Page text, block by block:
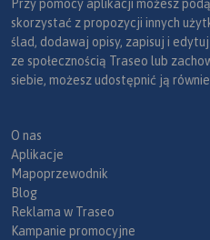
Przy pomocy aplikacji możesz
skorzystać z propozycji innych
ślad, dodawaj opisy, zapisuj i
ze społecznością Traseo lub
siebie, możesz udostępnić ją
O nas
Aplikacje
Mapoprzewodnik
Blog
Reklama w Traseo
Kampanie promocyjne